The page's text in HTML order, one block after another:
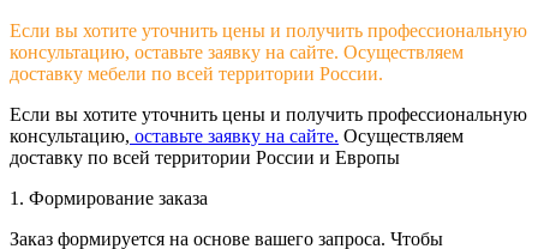
Если вы хотите уточнить цены и получить профессиональную
консультацию, оставьте заявку на сайте. Осуществляем
доставку мебели по всей территории России.
Если вы хотите уточнить цены и получить профессиональную
консультацию, оставьте заявку на сайте. Осуществляем
доставку по всей территории России и Европы
1. Формирование заказа
Заказ формируется на основе вашего запроса. Чтобы